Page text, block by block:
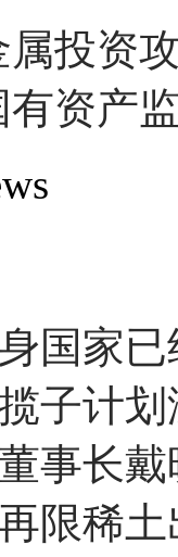
投资
资产
国家
子计
事长
限稀